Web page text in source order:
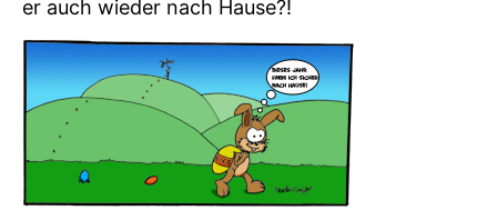
er auch wieder nach Hause?!